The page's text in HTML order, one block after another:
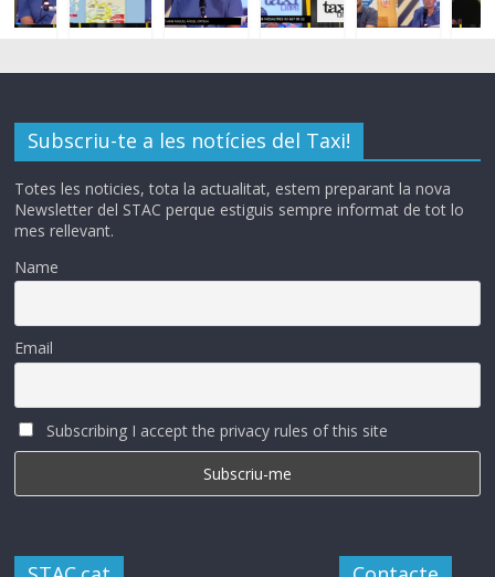
Subscriu-te a les notícies del Taxi!
Totes les noticies, tota la actualitat, estem preparant la nova
Newsletter del STAC perque estiguis sempre informat de tot lo
mes rellevant.
Name
Email
Subscribing I accept the privacy rules of this site